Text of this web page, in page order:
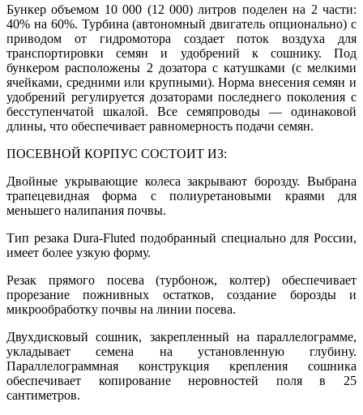
Бункер объемом 10 000 (12 000) литров поделен на 2 части:
40% на 60%. Турбина (автономный двигатель опционально) с
приводом от гидромотора создает поток воздуха для
транспортировки семян и удобрений к сошнику. Под
бункером расположены 2 дозатора с катушками (с мелкими
ячейками, средними или крупными). Норма внесения семян и
удобрений регулируется дозаторами последнего поколения с
бесступенчатой шкалой. Все семяпроводы — одинаковой
длины, что обеспечивает равномерность подачи семян.
ПОСЕВНОЙ КОРПУС СОСТОИТ ИЗ:
Двойные укрывающие колеса закрывают борозду. Выбрана
трапецевидная форма с полиуретановыми краями для
меньшего налипания почвы.
Тип резака Dura-Fluted подобранный специально для России,
имеет более узкую форму.
Резак прямого посева (турбонож, колтер) обеспечивает
прорезание пожнивных остатков, создание борозды и
микрообработку почвы на линии посева.
Двухдисковый сошник, закрепленный на параллелограмме,
укладывает семена на установленную глубину.
Параллелограммная конструкция крепления сошника
обеспечивает копирование неровностей поля в 25
сантиметров.